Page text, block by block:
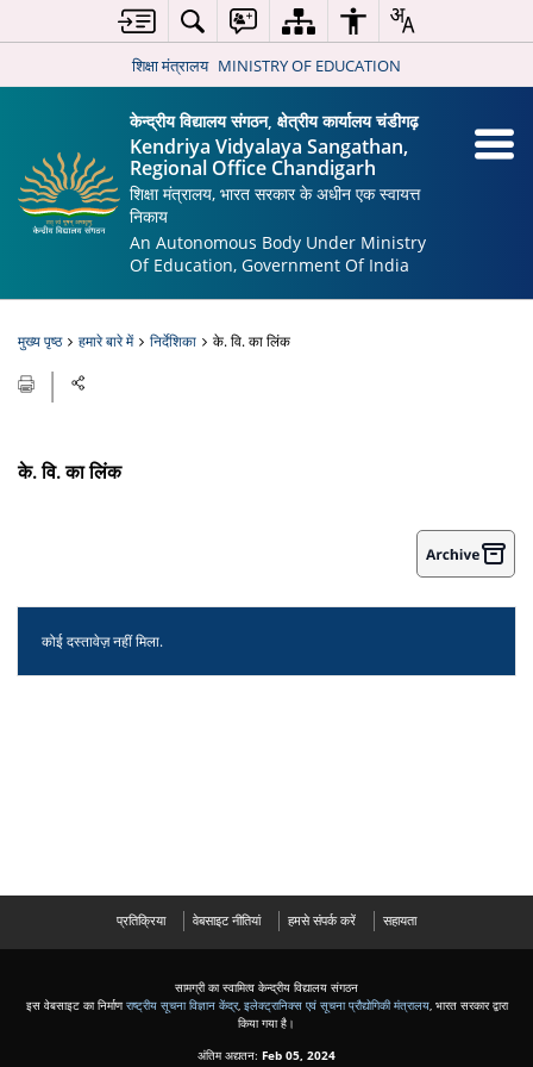
शिक्षा मंत्रालय MINISTRY OF EDUCATION
केन्द्रीय विद्यालय संगठन, क्षेत्रीय कार्यालय चंडीगढ़
Kendriya Vidyalaya Sangathan,
Regional Office Chandigarh
शिक्षा मंत्रालय, भारत सरकार के अधीन एक स्वायत्त
निकाय
An Autonomous Body Under Ministry
Of Education, Government Of India
मुख्य पृष्ठ हमारे बारे में निर्देशिका के. वि. का लिंक
के. वि. का लिंक
कोई दस्तावेज़ नहीं मिला.
प्रतिक्रिया वेबसाइट नीतियां हमसे संपर्क करें सहायता
सामग्री का स्वामित्व केन्द्रीय विद्यालय संगठन
इस वेबसाइट का निर्माणराष्ट्रीय सूचना विज्ञान केंद्र, इलेक्ट्रानिक्स एवं सूचना प्रौद्योगिकी मंत्रालय, भारत सरकार द्वारा
किया गया है।
अंतिम अद्यतन: Feb 05, 2024